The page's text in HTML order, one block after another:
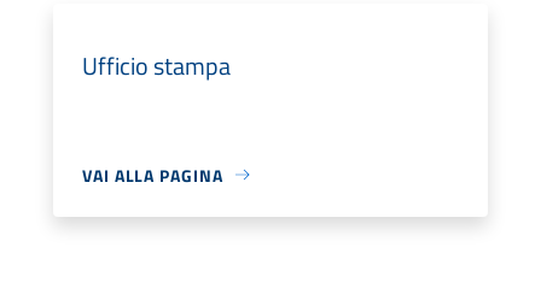
Ufficio stampa
VAI ALLA PAGINA